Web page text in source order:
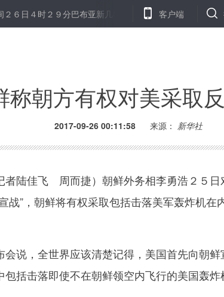
２９分巴布亚新几内亚塔龙发生６级地震 以色列两架
客户端
称朝方有权对美采取
2017-09-26 00:11:58 来源： 新华社
陆佳飞 周而捷）朝鲜外务相李勇浩２５日
战”，朝鲜将有权采取包括击落美军轰炸机在
说，全世界应该清楚记得，美国首先向朝鲜
括击落即使不在朝鲜领空内飞行的美国轰炸